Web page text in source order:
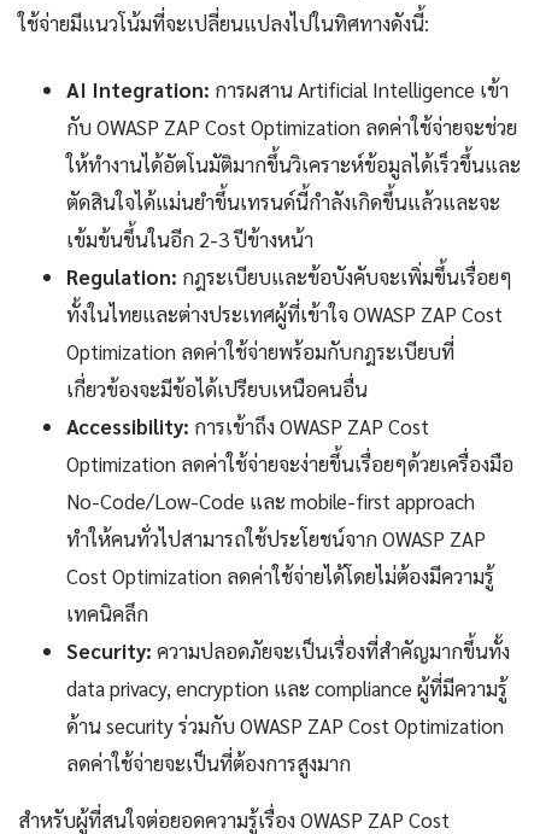
ใช้จ่ายมีแนวโน้มที่จะเปลี่ยนแปลงไปในทิศทางดังนี้:
AI Integration: การผสาน Artificial Intelligence เข้า
กับ OWASP ZAP Cost Optimization ลดค่าใช้จ่ายจะช่วย
ให้ทำงานได้อัตโนมัติมากขึ้นวิเคราะห์ข้อมูลได้เร็วขึ้นและ
ตัดสินใจได้แม่นยำขึ้นเทรนด์นี้กำลังเกิดขึ้นแล้วและจะ
เข้มข้นขึ้นในอีก 2-3 ปีข้างหน้า
Regulation: กฎระเบียบและข้อบังคับจะเพิ่มขึ้นเรื่อยๆ
ทั้งในไทยและต่างประเทศผู้ที่เข้าใจ OWASP ZAP Cost
Optimization ลดค่าใช้จ่ายพร้อมกับกฎระเบียบที่
เกี่ยวข้องจะมีข้อได้เปรียบเหนือคนอื่น
Accessibility: การเข้าถึง OWASP ZAP Cost
Optimization ลดค่าใช้จ่ายจะง่ายขึ้นเรื่อยๆด้วยเครื่องมือ
No-Code/Low-Code และ mobile-first approach
ทำให้คนทั่วไปสามารถใช้ประโยชน์จาก OWASP ZAP
Cost Optimization ลดค่าใช้จ่ายได้โดยไม่ต้องมีความรู้
เทคนิคลึก
Security: ความปลอดภัยจะเป็นเรื่องที่สำคัญมากขึ้นทั้ง
data privacy, encryption และ compliance ผู้ที่มีความรู้
ด้าน security ร่วมกับ OWASP ZAP Cost Optimization
ลดค่าใช้จ่ายจะเป็นที่ต้องการสูงมาก
สำหรับผู้ที่สนใจต่อยอดความรู้เรื่อง OWASP ZAP Cost